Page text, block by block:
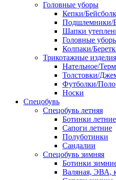
Головные уборы
Кепки/
Подшлемники/
Шапки
Головные
Колпаки/
Трикотажные изделия
Нательное/
Толстовки/
Футболки/Поло
Носки
Спецобувь
Спецобувь летняя
Ботинки летние
Сапоги летние
Полуботинки
Сандалии
Спецобувь зимняя
Ботинки
Валяная, ЭВА,